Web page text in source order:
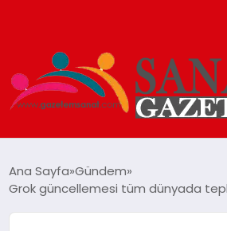
TEKNOLOJI
Ana Sayfa Gündem
Grok güncellemesi tüm dünyada